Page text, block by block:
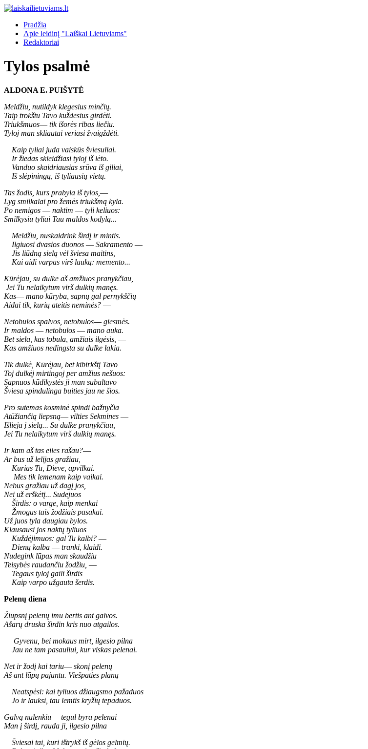
Pradžia
Apie leidinį "Laiškai Lietuviams"
Redaktoriai
Tylos psalmė
ALDONA E. PUIŠYTĖ
Meldžiu, nutildyk klegesius minčių.
Taip trokštu Tavo kuždesius girdėti.
Triukšmuos— tik išorės ribas liečiu.
Tyloj man skliautai veriasi žvaigždėti.
Kaip tyliai juda vaiskūs šviesuliai.
Ir žiedas skleidžiasi tyloj iš lėto.
Vanduo skaidriausias srūva iš giliai,
Iš slėpiningų, iš tyliausių vietų.
Tas žodis, kurs prabyla iš tylos, —
Lyg smilkalai pro žemės triukšmą kyla.
Po nemigos — naktim — tyli keliuos:
Smilkysiu tyliai Tau maldos kodylą...
Meldžiu, nuskaidrink širdį ir mintis.
Ilgiuosi dvasios duonos — Sakramento —
Jis liūdną sielą vėl šviesa maitins,
Kai aidi varpas virš laukų: memento...
Kūrėjau, su dulke aš amžiuos pranykčiau,
Jei Tu nelaikytum virš dulkių manęs.
Kas— mano kūryba, sapnų gal pernykščių
Aidai tik, kurių ateitis neminės? —
Netobulos spalvos, netobulos— giesmės.
Ir maldos — netobulos — mano auka.
Bet siela, kas tobula, amžiais ilgėsis, —
Kas amžiuos nedingsta su dulke lakia.
Tik dulkė, Kūrėjau, bet kibirkštį Tavo
Toj dulkėj mirtingoj per amžius nešuos:
Sapnuos kūdikystės ji man subaltavo
Šviesa spindulinga buities jau ne šios.
Pro sutemas kosminė spindi bažnyčia
Atūžiančią liepsną— vilties Sekmines —
Išlieja į sielą... Su dulke pranykčiau,
Jei Tu nelaikytum virš dulkių manęs.
Ir kam aš tas eiles rašau?—
Ar bus už lelijas gražiau,
Kurias Tu, Dieve, apvilkai.
Mes tik lemenam kaip vaikai.
Nebus gražiau už dagį jos,
Nei už erškėtį... Sudejuos
Širdis: o varge, kaip menkai
Žmogus tais žodžiais pasakai.
Už juos tyla daugiau bylos.
Klausausi jos naktų tyliuos
Kuždėjimuos: gal Tu kalbi? —
Dienų kalba — tranki, klaidi.
Nudegink lūpas man skaudžiu
Teisybės raudančiu žodžiu, —
Tegaus tyloj gaili širdis
Kaip varpo užgauta šerdis.
Pelenų diena
Žiupsnį pelenų imu bertis ant galvos.
Ašarų druska širdin kris nuo atgailos.
Gyvenu, bei mokaus mirt, ilgesio pilna
Jau ne tam pasauliui, kur viskas pelenai.
Net ir žodį kai tariu— skonį pelenų
Aš ant lūpų pajuntu. Viešpaties planų
Neatspėsi: kai tyliuos džiaugsmo pažaduos
Jo ir lauksi, tau lemtis kryžių tepaduos.
Galvą nulenkiu— tegul byra pelenai
Man į širdį, rauda ji, ilgesio pilna
Šviesai tai, kuri ištrykš iš gėlos gelmių.